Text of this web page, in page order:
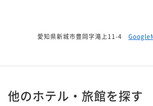
愛知県新城市豊岡字滝上11-4
他のホテル・旅館を探す